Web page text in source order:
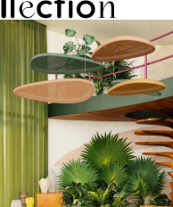
Take a walk on the wild side. 🐆
Anlässlich...
104 1